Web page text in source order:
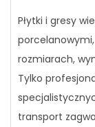
Płytki i gresy
rozmiarach,
Tylko
transport